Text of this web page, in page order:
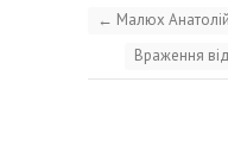
← Малюх Анатолій
Враження